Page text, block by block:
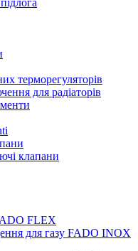
терморегуляторів
для радіаторів
клапани
FLEX
для газу FADO INOX